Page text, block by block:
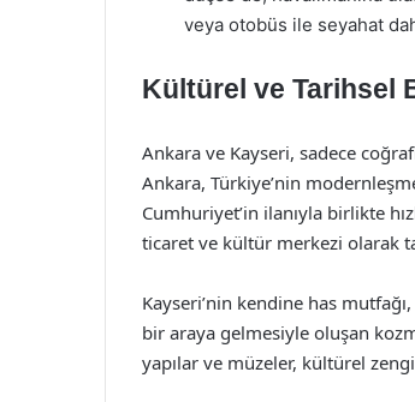
veya otobüs ile seyahat
Kültürel ve Tarihsel
Ankara ve Kayseri, sadece
Ankara, Türkiye’nin
Cumhuriyet’in ilanıyla birlikte
ticaret ve kültür merkezi olarak
Kayseri’nin kendine has
bir araya gelmesiyle oluşan
yapılar ve müzeler, kültürel